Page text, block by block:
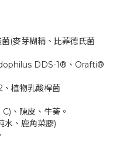
(麥芽糊精、比菲德氏菌
DDS-1®、Orafti®
植物乳酸桿菌
、陳皮、牛蒡。
水、鹿角菜膠)